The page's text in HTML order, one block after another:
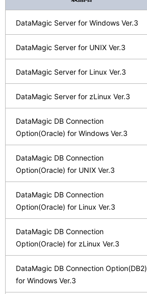
DataMagic Server for Windows Ver.3
DataMagic Server for UNIX Ver.3
DataMagic Server for Linux Ver.3
DataMagic Server for zLinux Ver.3
DataMagic DB Connection
Option(Oracle) for Windows Ver.3
DataMagic DB Connection
Option(Oracle) for UNIX Ver.3
DataMagic DB Connection
Option(Oracle) for Linux Ver.3
DataMagic DB Connection
Option(Oracle) for zLinux Ver.3
DataMagic DB Connection Option(DB2)
for Windows Ver.3